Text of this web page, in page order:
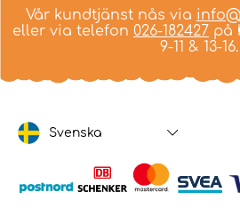
Vår kundtjänst nås via
eller via telefon 026-182427 på
9-11 & 13-16.
Svenska